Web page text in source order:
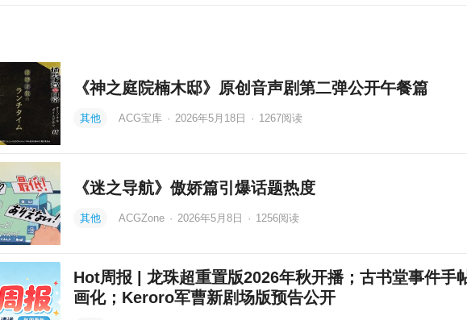
《神之庭院楠木邸》原创音声剧第二弹公开午餐篇
其他 ACG宝库 · 2026年5月18日 · 1267阅读
《迷之导航》傲娇篇引爆话题热度
其他 ACGZone · 2026年5月8日 · 1256阅读
Hot周报 | 龙珠超重置版2026年秋开播；古书堂事件手
画化；Keroro军曹新剧场版预告公开